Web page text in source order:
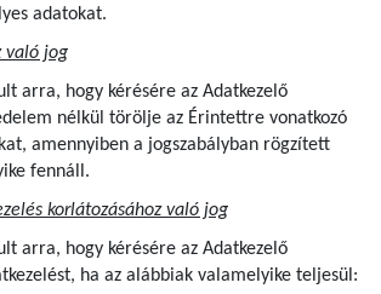
adatokat.
való jog
arra, hogy kérésére az Adatkezelő
nélkül törölje az Érintettre vonatkozó
amennyiben a jogszabályban rögzített
fennáll.
korlátozásához való jog
arra, hogy kérésére az Adatkezelő
ha az alábbiak valamelyike teljesül: